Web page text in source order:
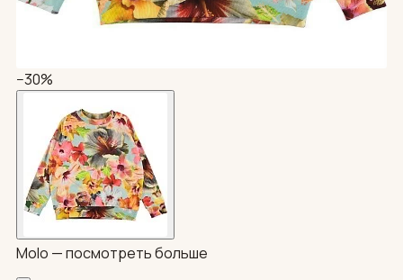
−30%
Molo —посмотреть больше